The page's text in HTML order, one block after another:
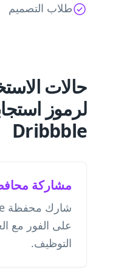
طلاب التصميم
حالات
لرموز
Dribbble
مشاركة
على الفور مع
التوظيف.